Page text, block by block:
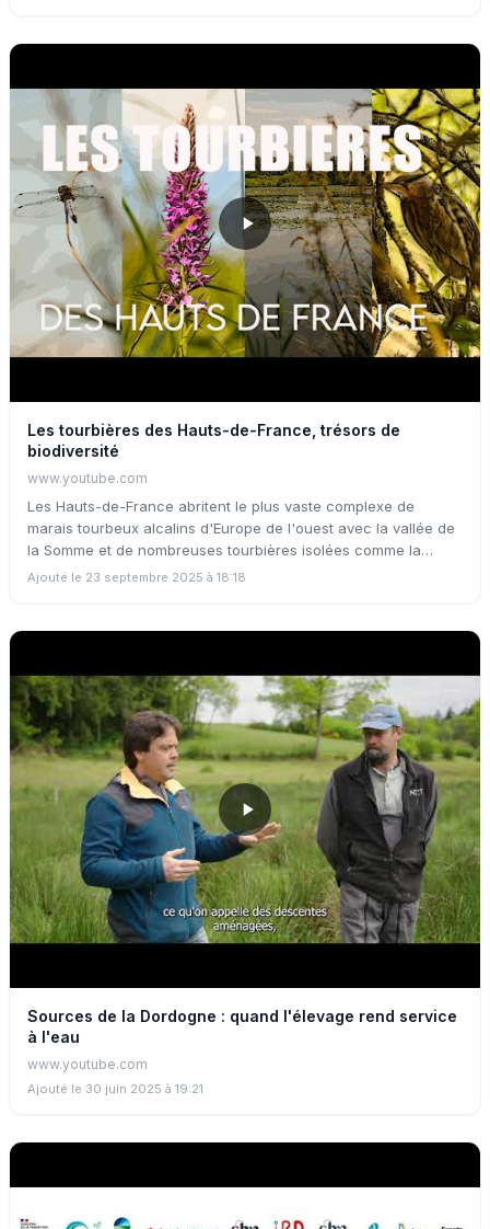
Les tourbières des Hauts-de-France, trésors de
biodiversité
www.youtube.com
Les Hauts-de-France abritent le plus vaste complexe de
marais tourbeux alcalins d'Europe de l'ouest avec la vallée de
la Somme et de nombreuses tourbières isolées comme la
tourbière de Marchiennes ou les marais de Sacy. Découvrez ici
Ajouté le 23 septembre 2025 à 18:18
Sources de la Dordogne : quand l'élevage rend service
à l'eau
www.youtube.com
Ajouté le 30 juin 2025 à 19:21